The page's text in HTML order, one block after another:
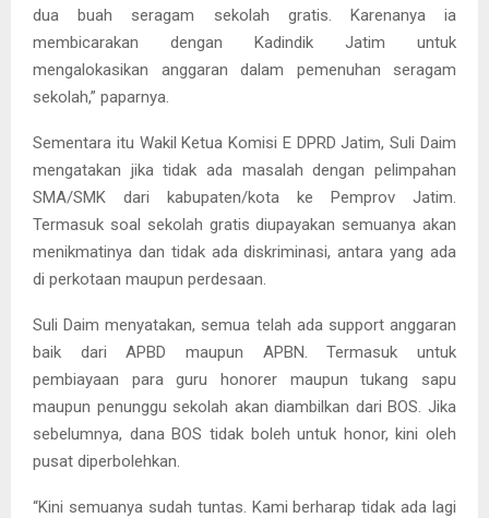
dua buah seragam sekolah gratis. Karenanya ia
membicarakan dengan Kadindik Jatim untuk
mengalokasikan anggaran dalam pemenuhan seragam
sekolah,” paparnya.
Sementara itu Wakil Ketua Komisi E DPRD Jatim, Suli Daim
mengatakan jika tidak ada masalah dengan pelimpahan
SMA/SMK dari kabupaten/kota ke Pemprov Jatim.
Termasuk soal sekolah gratis diupayakan semuanya akan
menikmatinya dan tidak ada diskriminasi, antara yang ada
di perkotaan maupun perdesaan.
Suli Daim menyatakan, semua telah ada support anggaran
baik dari APBD maupun APBN. Termasuk untuk
pembiayaan para guru honorer maupun tukang sapu
maupun penunggu sekolah akan diambilkan dari BOS. Jika
sebelumnya, dana BOS tidak boleh untuk honor, kini oleh
pusat diperbolehkan.
“Kini semuanya sudah tuntas. Kami berharap tidak ada lagi